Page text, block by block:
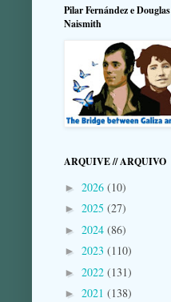
Pilar Fernández e Douglas
Naismith
ARQUIVE // ARQUIVO
► 2026 (10)
► 2025 (27)
► 2024 (86)
► 2023 (110)
► 2022 (131)
► 2021 (138)